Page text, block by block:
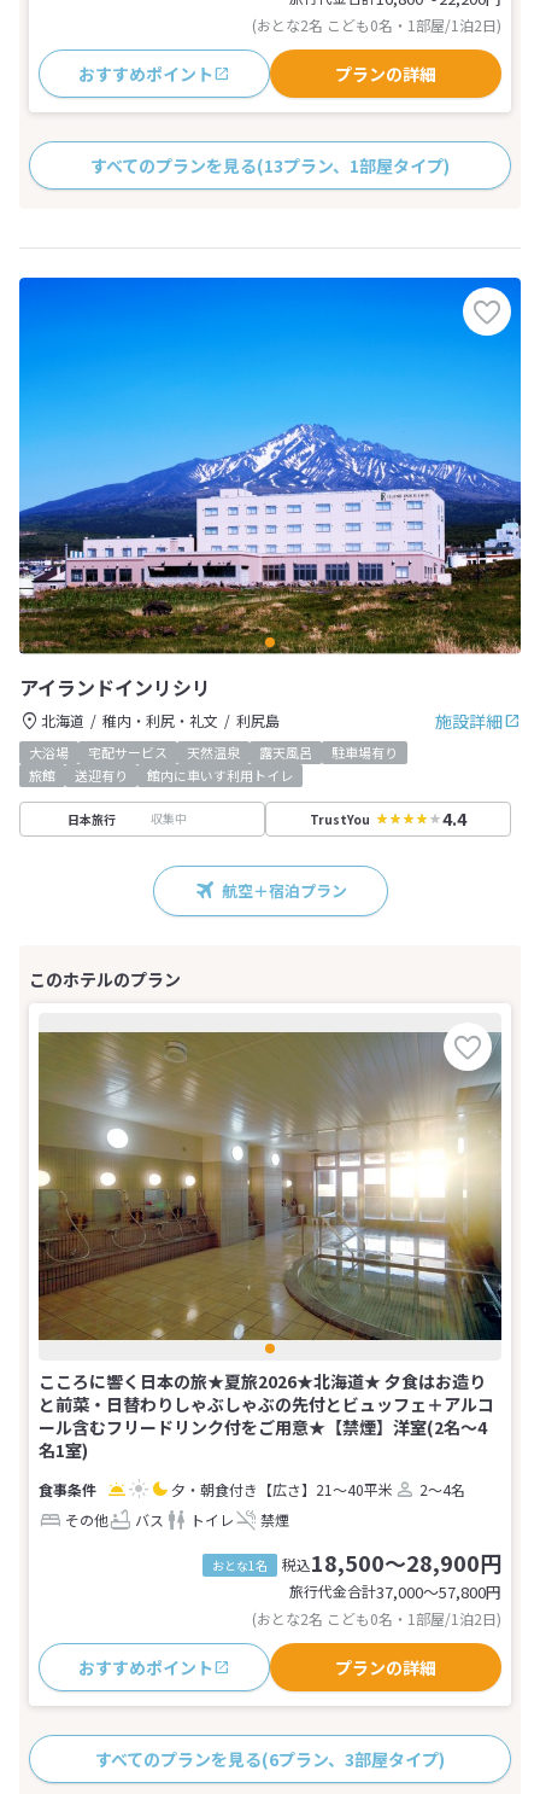
(おとな2名 こども0名・1部屋/1泊2日)
おすすめポイント プランの詳細
すべてのプランを見る(13プラン、1部屋タイプ)
アイランドインリシリ
施設詳細
北海道 稚内・利尻・礼文 利尻島
大浴場 宅配サービス 天然温泉 露天風呂
駐車場有り
旅館
送迎有り 館内に車いす利用トイレ
日本旅行 収集中 TrustYou 4.4
航空＋宿泊プラン
こころに響く日本の旅★夏旅2026★北海道★ 夕食はお造り
と前菜・日替わりしゃぶしゃぶの先付とビュッフェ＋アルコ
ール含むフリードリンク付をご用意★【禁煙】洋室(2名～4
名1室)
夕・朝食付き 【広さ】21～40平米
2～4名
その他
バス トイレ 禁煙
おとな1名 税込18,500～28,900円
旅行代金合計37,000〜57,800円
(おとな2名 こども0名・1部屋/1泊2日)
おすすめポイント プランの詳細
すべてのプランを見る(6プラン、3部屋タイプ)